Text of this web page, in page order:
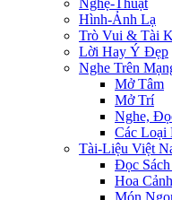
Nghệ-Thuật
Hình-Ảnh Lạ
Trò Vui & Tài
Lời Hay Ý Đẹp
Nghe Trên
Mở Tâm
Mở Trí
Nghe,
Các Loại
Tài-Liệu Việt
Đọc
Hoa Cảnh
Món